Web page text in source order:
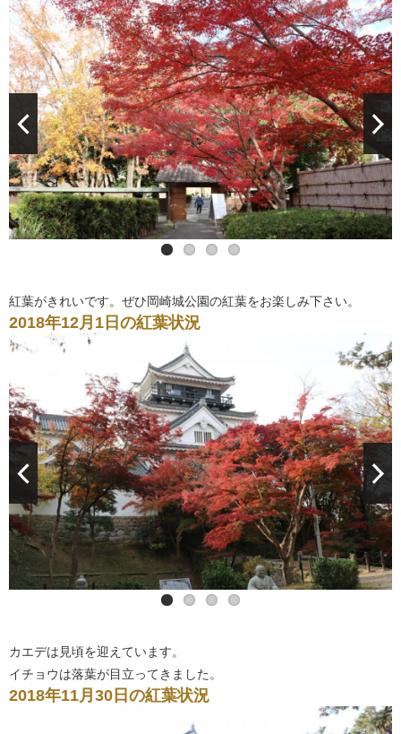
紅葉がきれいです。ぜひ岡崎城公園の紅葉をお楽しみ下さい。
2018年12月1日の紅葉状況
カエデは見頃を迎えています。
イチョウは落葉が目立ってきました。
2018年11月30日の紅葉状況